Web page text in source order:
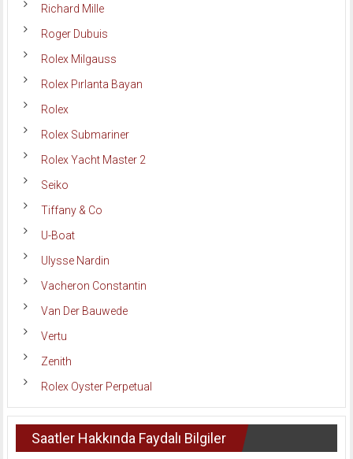
Richard Mille
Roger Dubuis
Rolex Milgauss
Rolex Pırlanta Bayan
Rolex
Rolex Submariner
Rolex Yacht Master 2
Seiko
Tiffany & Co
U-Boat
Ulysse Nardin
Vacheron Constantin
Van Der Bauwede
Vertu
Zenith
Rolex Oyster Perpetual
Saatler Hakkında Faydalı Bilgiler